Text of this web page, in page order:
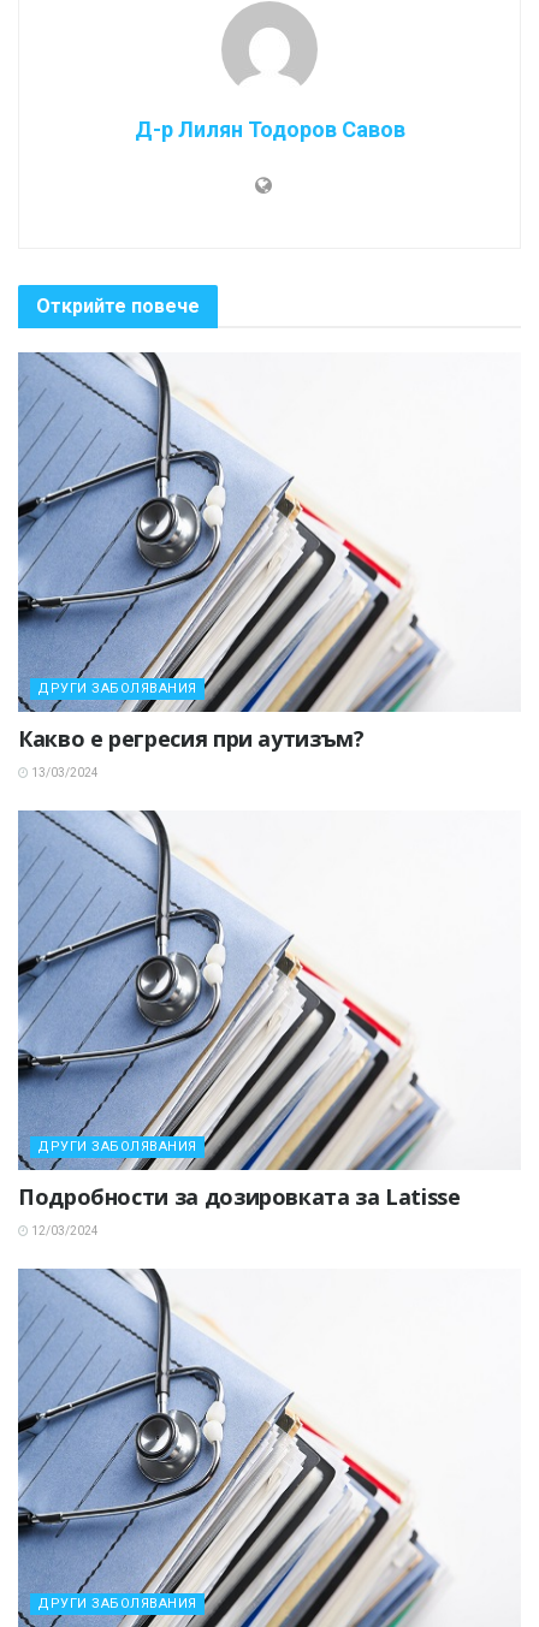
Д-р Лилян Тодоров Савов
Открийте повече
ДРУГИ ЗАБОЛЯВАНИЯ
Какво е регресия при аутизъм?
13/03/2024
ДРУГИ ЗАБОЛЯВАНИЯ
Подробности за дозировката за Latisse
12/03/2024
ДРУГИ ЗАБОЛЯВАНИЯ